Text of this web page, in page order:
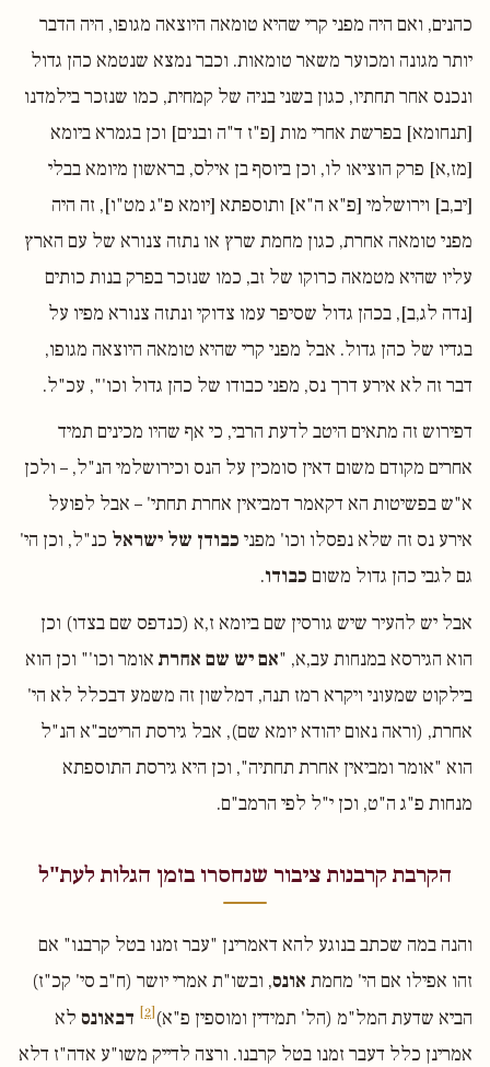
כהנים, ואם היה מפני קרי שהיא טומאה היוצאה מגופו, היה הדבר
יותר מגונה ומכוער משאר טומאות. וכבר נמצא שנטמא כהן גדול
ונכנס אחר תחתיו, כגון בשני בניה של קמחית, כמו שנזכר בילמדנו
[תנחומא] בפרשת אחרי מות [פ"ז ד"ה ובנים] וכן בגמרא ביומא
[מז,א] פרק הוציאו לו, וכן ביוסף בן אילס, בראשון מיומא בבלי
[יב,ב] וירושלמי [פ"א ה"א] ותוספתא [יומא פ"ג מט"ו], זה היה
מפני טומאה אחרת, כגון מחמת שרץ או נתזה צנורא של עם הארץ
עליו שהיא מטמאה כרוקו של זב, כמו שנזכר בפרק בנות כותים
[נדה לג,ב], בכהן גדול שסיפר עמו צדוקי ונתזה צנורא מפיו על
בגדיו של כהן גדול. אבל מפני קרי שהיא טומאה היוצאה מגופו,
דבר זה לא אירע דרך נס, מפני כבודו של כהן גדול וכו'", עכ"ל.
דפירוש זה מתאים היטב לדעת הרבי, כי אף שהיו מכינים תמיד
אחרים מקודם משום דאין סומכין על הנס וכירושלמי הנ"ל, – ולכן
א"ש בפשיטות הא דקאמר דמביאין אחרת תחתי' – אבל לפועל
אירע נס זה שלא נפסלו וכו' מפני כבודן של ישראל כנ"ל, וכן הי'
גם לגבי כהן גדול משום כבודו.
אבל יש להעיר שיש גורסין שם ביומא ז,א (כנדפס שם בצדו) וכן
הוא הגירסא במנחות עב,א, "אם יש שם אחרת אומר וכו'" וכן הוא
בילקוט שמעוני ויקרא רמז תנה, דמלשון זה משמע דבכלל לא הי'
אחרת, (וראה נאום יהודא יומא שם), אבל גירסת הריטב"א הנ"ל
הוא "אומר ומביאין אחרת תחתיה", וכן היא גירסת התוספתא
מנחות פ"ג ה"ט, וכן י"ל לפי הרמב"ם.
הקרבת קרבנות ציבור שנחסרו בזמן הגלות לעת"ל
והנה במה שכתב בנוגע להא דאמרינן "עבר זמנו בטל קרבנו" אם
זהו אפילו אם הי' מחמת אונס, ובשו"ת אמרי יושר (ח"ב סי' קכ"ז)
הביא שדעת המל"מ (הל' תמידין ומוספין פ"א)[2] דבאונס לא
אמרינן כלל דעבר זמנו בטל קרבנו. ורצה לדייק משו"ע אדה"ז דלא